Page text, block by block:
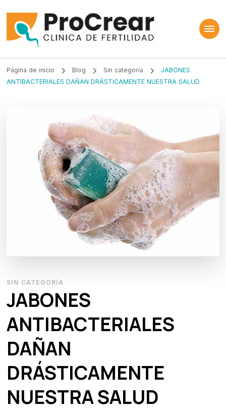
ProCrear
Página de inicio Blog Sin categoría
JABONES
ANTIBACTERIALES DAÑAN DRÁSTICAMENTE NUESTRA SALUD
SIN CATEGORÍA
JABONES
ANTIBACTERIALES
DAÑAN
DRÁSTICAMENTE
NUESTRA SALUD